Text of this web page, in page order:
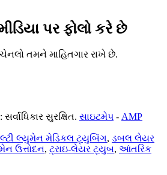
પર ફોલો કરે છે
તમને માહિતગાર રાખે છે.
સુરક્ષિત. સાઇટમેપ - AMP
લ્યુમેન મેડિકલ ટ્યુબિંગ, ડબલ લેયર
ઉત્તોદન, ટ્રાઇ-લેયર ટ્યુબ, આંતરિક